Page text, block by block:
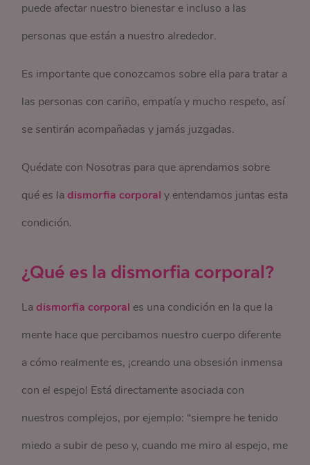
puede afectar nuestro bienestar e incluso a las
personas que están a nuestro alrededor.
Es importante que conozcamos sobre ella para tratar a
las personas con cariño, empatía y mucho respeto, así
se sentirán acompañadas y jamás juzgadas.
Quédate con Nosotras para que aprendamos sobre
qué es ladismorfia corporaly entendamos juntas esta
condición.
¿Qué es la dismorfia corporal?
Ladismorfia corporal es una condición en la que la
mente hace que percibamos nuestro cuerpo diferente
a cómo realmente es, ¡creando una obsesión inmensa
con el espejo! Está directamente asociada con
nuestros complejos, por ejemplo: “siempre he tenido
miedo a subir de peso y, cuando me miro al espejo, me